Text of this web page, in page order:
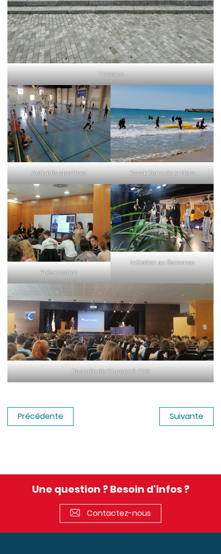
Tibidabo
Activités sportives Kayak Torre de la Mora
Présentation
Initiation au flamenco
Journée de l’Europe à l’EIS
Précédente Suivante
Une question ? Besoin d'infos ?
Contactez-nous